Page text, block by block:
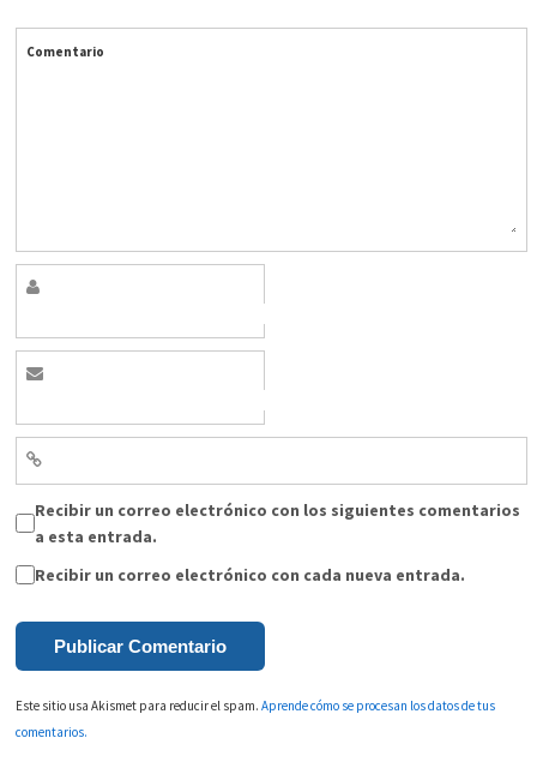
Comentario
Recibir un correo electrónico con los siguientes comentarios
a esta entrada.
Recibir un correo electrónico con cada nueva entrada.
Este sitio usa Akismet para reducir el spam.Aprende cómo se procesan los datos de tus
comentarios.